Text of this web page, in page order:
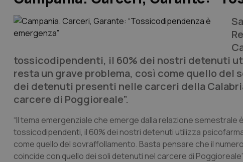
tossicodipendenti, il 60% dei nostri detenuti
resta un grave problema, così come quello del
dei detenuti presenti nelle carceri della
carcere di Poggioreale”.
“Il tema emergenziale che emerge dalla relazione
tossicodipendenti, il 60% dei nostri detenuti utilizza
come quello del sovraffollamento. Basta pensare che il
coincide con quello dei soli detenuti nel carcere di